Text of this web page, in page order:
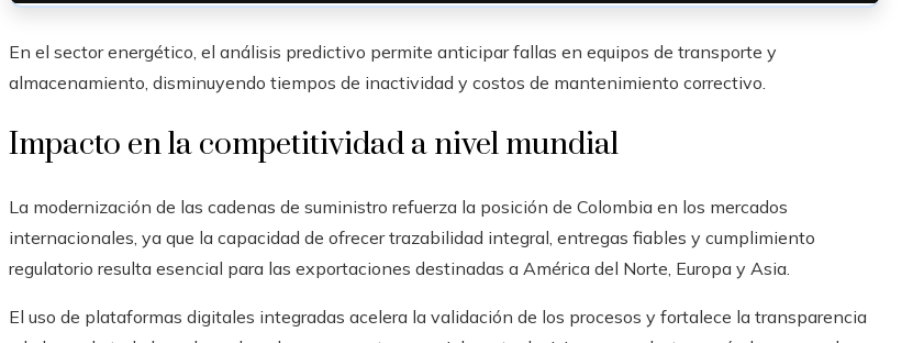
En el sector energético, el análisis predictivo permite anticipar fallas en equipos de transporte y
almacenamiento, disminuyendo tiempos de inactividad y costos de mantenimiento correctivo.
Impacto en la competitividad a nivel mundial
La modernización de las cadenas de suministro refuerza la posición de Colombia en los mercados
internacionales, ya que la capacidad de ofrecer trazabilidad integral, entregas fiables y cumplimiento
regulatorio resulta esencial para las exportaciones destinadas a América del Norte, Europa y Asia.
El uso de plataformas digitales integradas acelera la validación de los procesos y fortalece la transparencia